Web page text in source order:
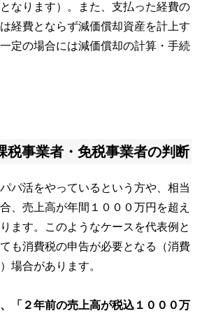
なります）。また、支払った経費の
経費とならず減価償却資産を計上す
定の場合には減価償却の計算・手続
税事業者・免税事業者の判断
パ活をやっているという方や、相当
、売上高が年間１０００万円を超え
ます。このようなケースを代表例と
も消費税の申告が必要となる（消費
場合があります。
「２年前の売上高が税込１０００万